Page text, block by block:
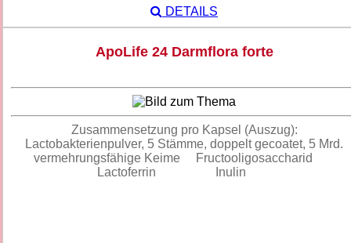
DETAILS
ApoLife 24 Darmflora forte
Zusammensetzung pro Kapsel (Auszug):
Lactobakterienpulver, 5 Stämme, doppelt gecoatet, 5 Mrd.
vermehrungsfähige Keime Fructooligosaccharid
Lactoferrin Inulin